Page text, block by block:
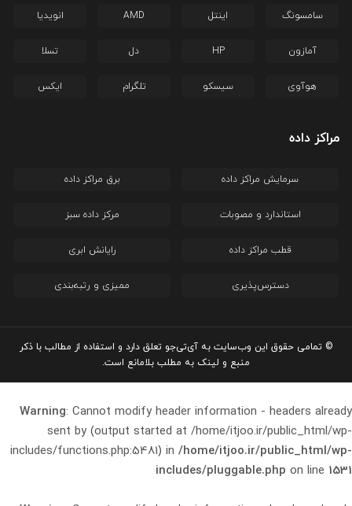
سامسونگ اینتل AMD انویدیا
آمازون HP دل تسلا
هوآوی سیسکو تلگرام ایکس
مراکز داده
سرمایش مراکز داده برق مراکز داده
استاندارد و مصوبات مرکز داده سبز
قطب مراکز داده رایانش ابری
دسترس‌پذیری ممیزی و رتبه‌بندی
© تمامی حقوق این وب‌سایت به آی‌تی‌جو تعلق دارد و استفاده از مطالب با ذکر
منبع و لینک به مطلب بلامانع است.
Warning: Cannot modify header information - headers already
sent by (output started at /home/itjoo.ir/public_html/wp-
includes/functions.php:5481) in /home/itjoo.ir/public_html/wp-
includes/pluggable.php on line 1531